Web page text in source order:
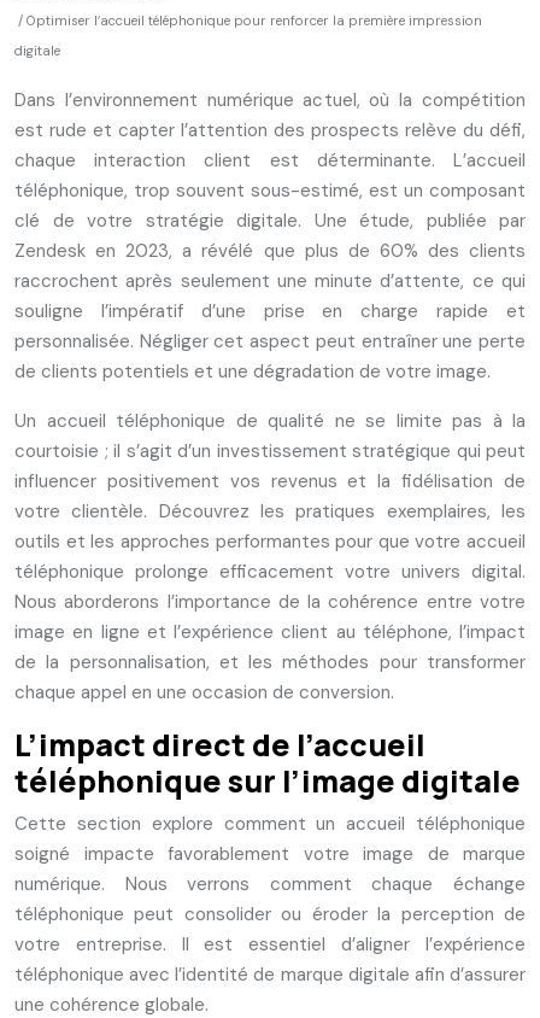
/ Optimiser l’accueil téléphonique pour renforcer la première impression
digitale
Dans l’environnement numérique actuel, où la compétition
est rude et capter l’attention des prospects relève du défi,
chaque interaction client est déterminante. L’accueil
téléphonique, trop souvent sous-estimé, est un composant
clé de votre stratégie digitale. Une étude, publiée par
Zendesk en 2023, a révélé que plus de 60% des clients
raccrochent après seulement une minute d’attente, ce qui
souligne l’impératif d’une prise en charge rapide et
personnalisée. Négliger cet aspect peut entraîner une perte
de clients potentiels et une dégradation de votre image.
Un accueil téléphonique de qualité ne se limite pas à la
courtoisie ; il s’agit d’un investissement stratégique qui peut
influencer positivement vos revenus et la fidélisation de
votre clientèle. Découvrez les pratiques exemplaires, les
outils et les approches performantes pour que votre accueil
téléphonique prolonge efficacement votre univers digital.
Nous aborderons l’importance de la cohérence entre votre
image en ligne et l’expérience client au téléphone, l’impact
de la personnalisation, et les méthodes pour transformer
chaque appel en une occasion de conversion.
L’impact direct de l’accueil
téléphonique sur l’image digitale
Cette section explore comment un accueil téléphonique
soigné impacte favorablement votre image de marque
numérique. Nous verrons comment chaque échange
téléphonique peut consolider ou éroder la perception de
votre entreprise. Il est essentiel d’aligner l’expérience
téléphonique avec l’identité de marque digitale afin d’assurer
une cohérence globale.